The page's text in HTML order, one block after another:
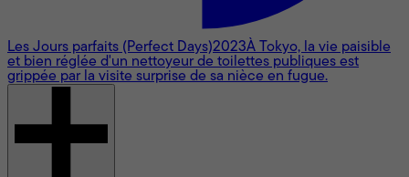
Les Jours parfaits (Perfect Days)2023À Tokyo, la vie paisible
et bien réglée d'un nettoyeur de toilettes publiques est
grippée par la visite surprise de sa nièce en fugue.